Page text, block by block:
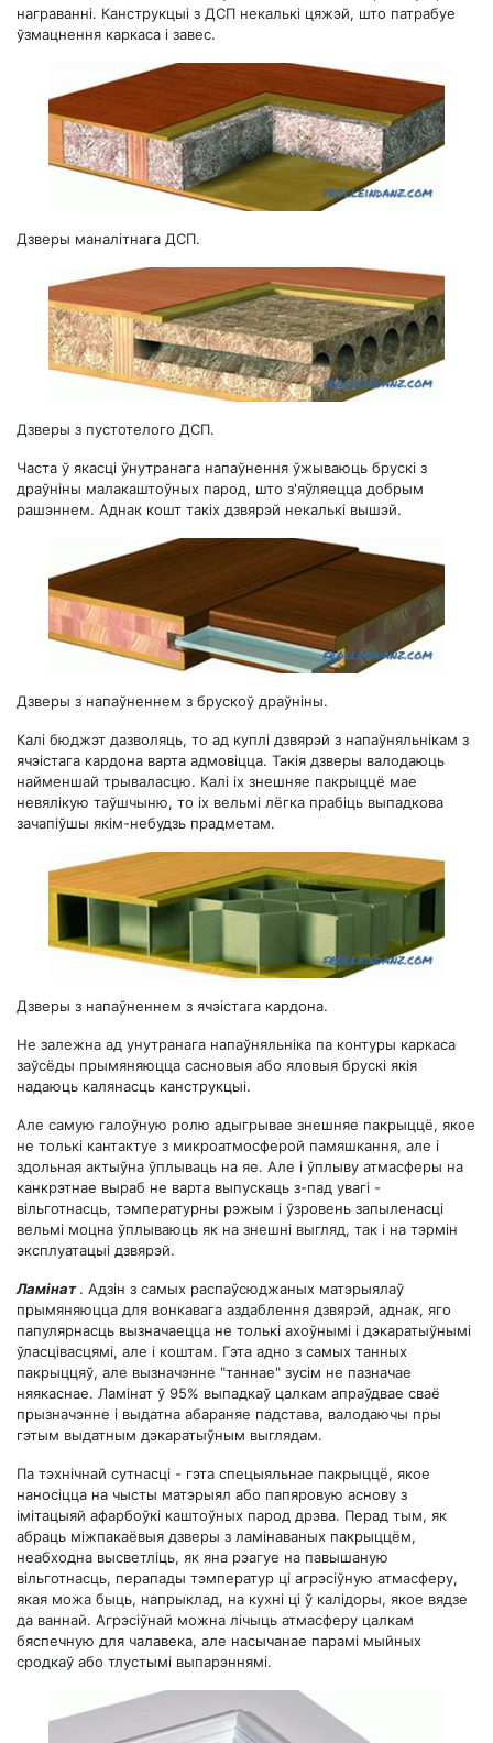
награванні. Канструкцыі з ДСП некалькі цяжэй, што патрабуе
ўзмацнення каркаса і завес.
Дзверы маналітнага ДСП.
Дзверы з пустотелого ДСП.
Часта ў якасці ўнутранага напаўнення ўжываюць брускі з
драўніны малакаштоўных парод, што з'яўляецца добрым
рашэннем. Аднак кошт такіх дзвярэй некалькі вышэй.
Дзверы з напаўненнем з брускоў драўніны.
Калі бюджэт дазволяць, то ад куплі дзвярэй з напаўняльнікам з
ячэістага кардона варта адмовіцца. Такія дзверы валодаюць
найменшай трываласцю. Калі іх знешняе пакрыццё мае
невялікую таўшчыню, то іх вельмі лёгка прабіць выпадкова
зачапіўшы якім-небудзь прадметам.
Дзверы з напаўненнем з ячэістага кардона.
Не залежна ад унутранага напаўняльніка па контуры каркаса
заўсёды прымяняюцца сасновыя або яловыя брускі якія
надаюць калянасць канструкцыі.
Але самую галоўную ролю адыгрывае знешняе пакрыццё, якое
не толькі кантактуе з микроатмосферой памяшкання, але і
здольная актыўна ўплываць на яе. Але і ўплыву атмасферы на
канкрэтнае выраб не варта выпускаць з-пад увагі -
вільготнасць, тэмпературны рэжым і ўзровень запыленасці
вельмі моцна ўплываюць як на знешні выгляд, так і на тэрмін
эксплуатацыі дзвярэй.
Ламінат. Адзін з самых распаўсюджаных матэрыялаў
прымяняюцца для вонкавага аздаблення дзвярэй, аднак, яго
папулярнасць вызначаецца не толькі ахоўнымі і дэкаратыўнымі
ўласцівасцямі, але і коштам. Гэта адно з самых танных
пакрыццяў, але вызначэнне "таннае" зусім не пазначае
няякаснае. Ламінат ў 95% выпадкаў цалкам апраўдвае сваё
прызначэнне і выдатна абараняе падстава, валодаючы пры
гэтым выдатным дэкаратыўным выглядам.
Па тэхнічнай сутнасці - гэта спецыяльнае пакрыццё, якое
наносіцца на чысты матэрыял або папяровую аснову з
імітацыяй афарбоўкі каштоўных парод дрэва. Перад тым, як
абраць міжпакаёвыя дзверы з ламінаваных пакрыццём,
неабходна высветліць, як яна рэагуе на павышаную
вільготнасць, перапады тэмператур ці агрэсіўную атмасферу,
якая можа быць, напрыклад, на кухні ці ў калідоры, якое вядзе
да ваннай. Агрэсіўнай можна лічыць атмасферу цалкам
бяспечную для чалавека, але насычанае парамі мыйных
сродкаў або тлустымі выпарэннямі.